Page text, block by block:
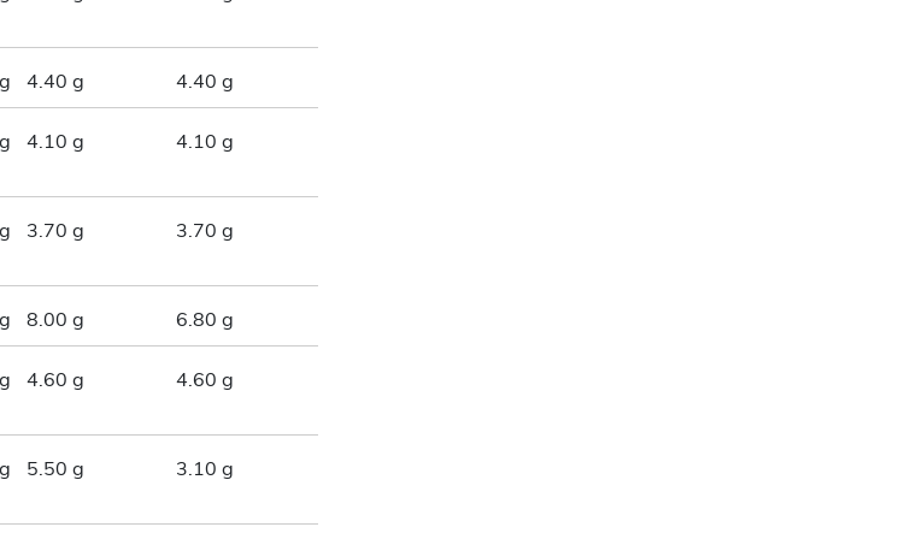
4.40 g 4.40 g
4.10 g 4.10 g
3.70 g 3.70 g
8.00 g 6.80 g
4.60 g 4.60 g
5.50 g 3.10 g